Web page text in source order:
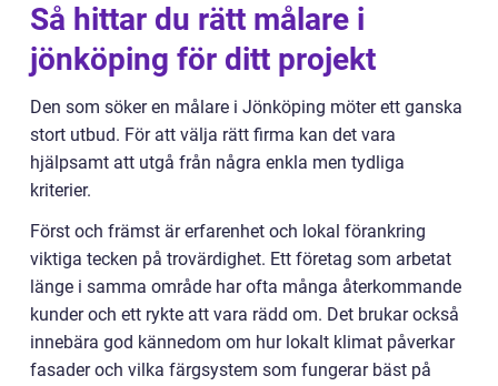
Så hittar du rätt målare i
jönköping för ditt projekt
Den som söker en målare i Jönköping möter ett ganska
stort utbud. För att välja rätt firma kan det vara
hjälpsamt att utgå från några enkla men tydliga
kriterier.
Först och främst är erfarenhet och lokal förankring
viktiga tecken på trovärdighet. Ett företag som arbetat
länge i samma område har ofta många återkommande
kunder och ett rykte att vara rädd om. Det brukar också
innebära god kännedom om hur lokalt klimat påverkar
fasader och vilka färgsystem som fungerar bäst på